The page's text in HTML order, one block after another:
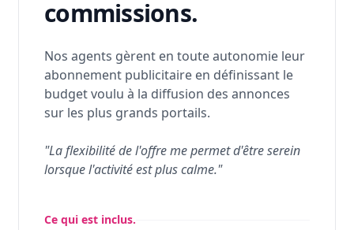
commissions.
Nos agents gèrent en toute autonomie leur
abonnement publicitaire en définissant le
budget voulu à la diffusion des annonces
sur les plus grands portails.
"La flexibilité de l'offre me permet d'être serein
lorsque l'activité est plus calme."
Ce qui est inclus.